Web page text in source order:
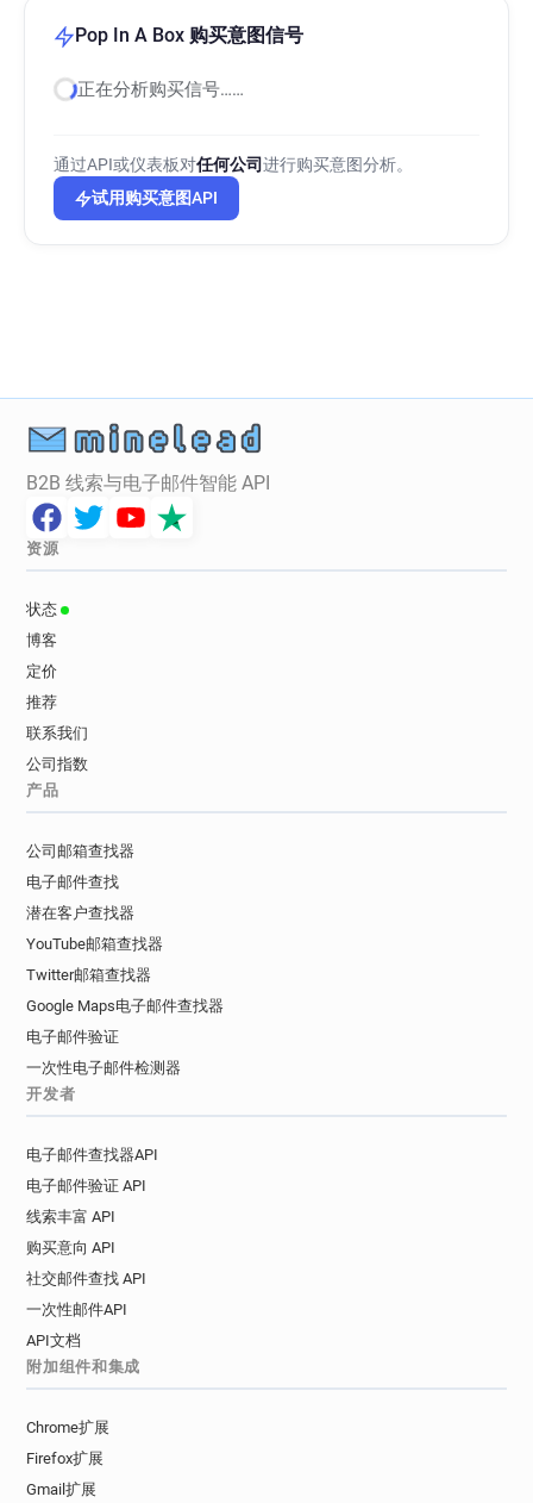
Pop In A Box 购买意图信号
正在分析购买信号……
通过API或仪表板对任何公司进行购买意图分析。
试用购买意图API
B2B 线索与电子邮件智能 API
资源
状态
博客
定价
推荐
联系我们
公司指数
产品
公司邮箱查找器
电子邮件查找
潜在客户查找器
YouTube邮箱查找器
Twitter邮箱查找器
Google Maps电子邮件查找器
电子邮件验证
一次性电子邮件检测器
开发者
电子邮件查找器API
电子邮件验证 API
线索丰富 API
购买意向 API
社交邮件查找 API
一次性邮件API
API文档
附加组件和集成
Chrome扩展
Firefox扩展
Gmail扩展